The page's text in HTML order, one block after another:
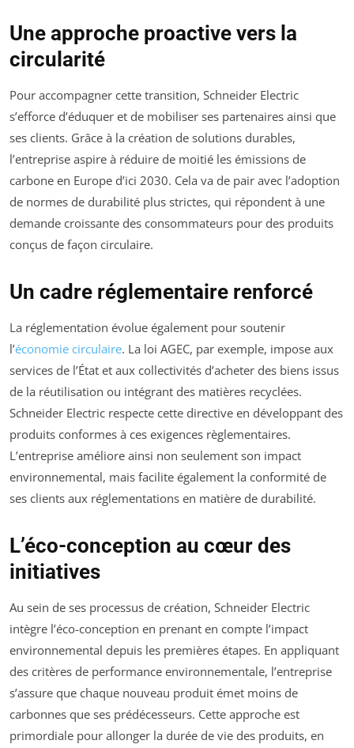
Une approche proactive vers la
circularité
Pour accompagner cette transition, Schneider Electric
s’efforce d’éduquer et de mobiliser ses partenaires ainsi que
ses clients. Grâce à la création de solutions durables,
l’entreprise aspire à réduire de moitié les émissions de
carbone en Europe d’ici 2030. Cela va de pair avec l’adoption
de normes de durabilité plus strictes, qui répondent à une
demande croissante des consommateurs pour des produits
conçus de façon circulaire.
Un cadre réglementaire renforcé
La réglementation évolue également pour soutenir
l’économie circulaire. La loi AGEC, par exemple, impose aux
services de l’État et aux collectivités d’acheter des biens issus
de la réutilisation ou intégrant des matières recyclées.
Schneider Electric respecte cette directive en développant des
produits conformes à ces exigences règlementaires.
L’entreprise améliore ainsi non seulement son impact
environnemental, mais facilite également la conformité de
ses clients aux réglementations en matière de durabilité.
L’éco-conception au cœur des
initiatives
Au sein de ses processus de création, Schneider Electric
intègre l’éco-conception en prenant en compte l’impact
environnemental depuis les premières étapes. En appliquant
des critères de performance environnementale, l’entreprise
s’assure que chaque nouveau produit émet moins de
carbonnes que ses prédécesseurs. Cette approche est
primordiale pour allonger la durée de vie des produits, en